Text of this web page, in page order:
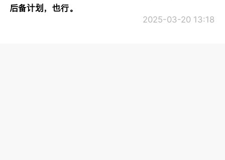
后备计划，也行。
2025-03-20 13:18